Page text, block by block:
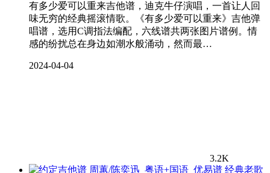
有多少爱可以重来吉他谱，迪克牛仔演唱，一首让人回
味无穷的经典摇滚情歌。《有多少爱可以重来》吉他弹
唱谱，选用C调指法编配，六线谱共两张图片谱例。情
感的纷扰总在身边如潮水般涌动，然而最…
2024-04-04
3.2K
经典老歌